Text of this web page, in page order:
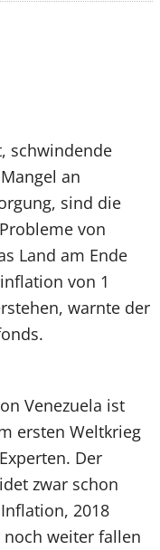
schwindende
an
sind die
von
Land am Ende
von 1
warnte der
Venezuela ist
ersten Weltkrieg
Der
zwar schon
2018
weiter fallen